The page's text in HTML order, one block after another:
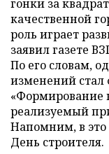
гонки за
качественной
роль играет
заявил газете
По его словам,
изменений
«Формирование
реализуемый
Напомним, в это
День строителя.